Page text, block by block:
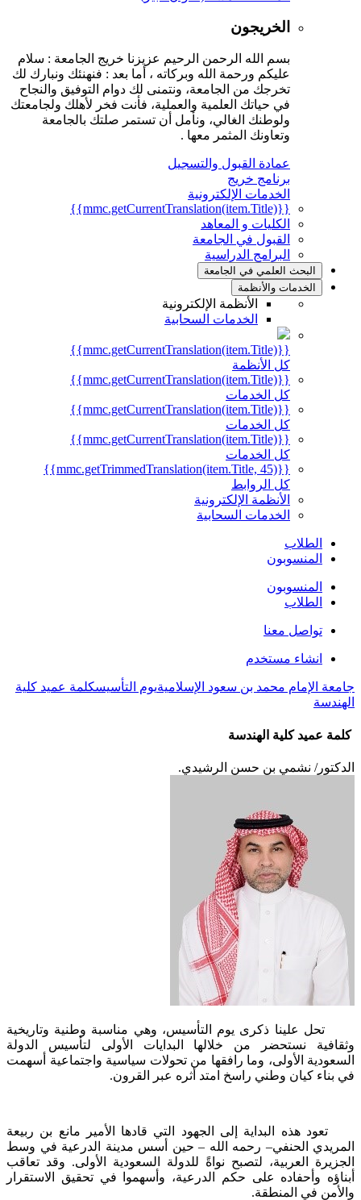
الخريجون
بسم الله الرحمن الرحيم عزيزنا خريج الجامعة : سلام
عليكم ورحمة الله وبركاته ، أما بعد : فنهنئك ونبارك لك
تخرجك من الجامعة، ونتمنى لك دوام التوفيق والنجاح
في حياتك العلمية والعملية، فأنت فخر لأهلك ولجامعتك
ولوطنك الغالي، ونأمل أن تستمر صلتك بالجامعة
وتعاونك المثمر معها .
عمادة القبول والتسجيل
برنامج خريج
الخدمات الإلكترونية
{{mmc.getCurrentTranslation(item.Title)}}
الكليات و المعاهد
القبول في الجامعة
البرامج الدراسية
البحث العلمي في الجامعة
الخدمات والأنظمة
الأنظمة الإلكترونية
الخدمات السحابية
{{mmc.getCurrentTranslation(item.Title)}}
كل الأنظمة
{{mmc.getCurrentTranslation(item.Title)}}
كل الخدمات
{{mmc.getCurrentTranslation(item.Title)}}
كل الخدمات
{{mmc.getCurrentTranslation(item.Title)}}
كل الخدمات
{{mmc.getTrimmedTranslation(item.Title, 45)}}
كل الروابط
الأنظمة الإلكترونية
الخدمات السحابية
الطلاب
المنسوبون
المنسوبون
الطلاب
تواصل معنا
انشاء مستخدم
جامعة الإمام محمد بن سعود الإسلاميةيوم التأسيسكلمة عميد كلية
الهندسة
كلمة عميد كلية الهندسة
الدكتور/ نشمي بن حسن الرشيدي.
​​ تحل علينا ذكرى يوم التأسيس، وهي مناسبة وطنية وتاريخية
وثقافية نستحضر من خلالها البدايات الأولى لتأسيس الدولة
السعودية الأولى، وما رافقها من تحولات سياسية واجتماعية أسهمت
في بناء كيان وطني راسخ امتد أثره عبر القرون.
تعود هذه البداية إلى الجهود التي قادها الأمير مانع بن ربيعة
المريدي الحنفي– رحمه الله – حين أسس مدينة الدرعية في وسط
الجزيرة العربية، لتصبح نواةً للدولة السعودية الأولى. وقد تعاقب
أبناؤه وأحفاده على حكم الدرعية، وأسهموا في تحقيق الاستقرار
والأمن في المنطقة.